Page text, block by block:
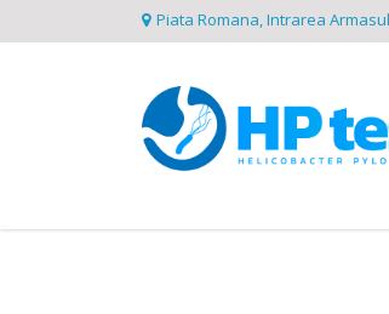
Piata Romana, Intrarea